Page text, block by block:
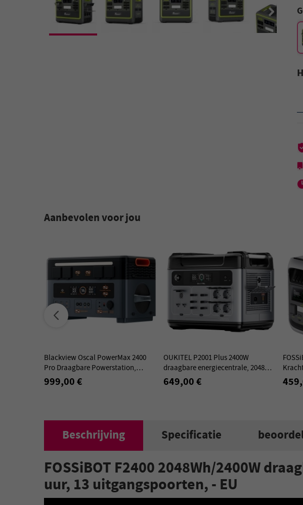
Aanbevolen voor jou
Blackview Oscal PowerMax 2400
Pro Draagbare Powerstation,
2016 Wh 2400 W LiFePO4 Batterij
999,00 €
OUKITEL P2001 Plus 2400W
draagbare energiecentrale, 2048Wh
LiFePO4 batterij, 13 stopcontacten,
80% opladen in 1 uur
649,00 €
AC &
Beschrijving Specificatie
FOSSiBOT F2400 2048Wh/2400W
uur, 13 uitgangspoorten, - EU